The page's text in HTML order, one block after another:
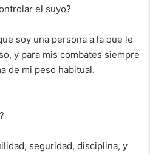
el suyo?
soy una persona a la que le
y para mis combates siempre
de mi peso habitual.
seguridad, disciplina, y